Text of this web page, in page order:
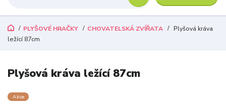
PLYŠOVÉ HRAČKY CHOVATELSKÁ ZVÍŘATA
Plyšová kráva
ležící 87cm
Plyšová kráva ležící 87cm
Akce